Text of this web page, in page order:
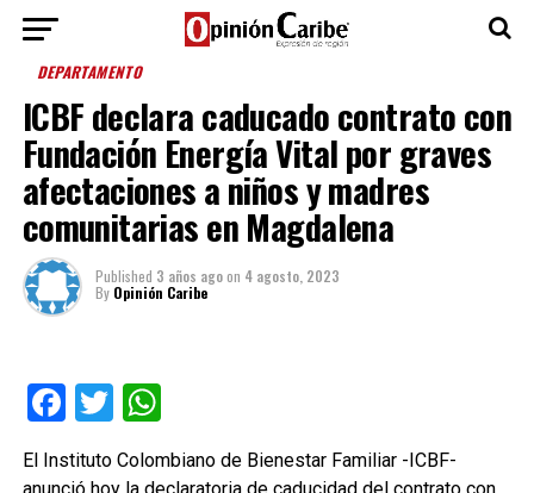
DEPARTAMENTO
ICBF declara caducado contrato con
Fundación Energía Vital por graves
afectaciones a niños y madres
comunitarias en Magdalena
Published 3 años agoon 4 agosto, 2023
By Opinión Caribe
Facebook
TwitterWhatsApp
El Instituto Colombiano de Bienestar Familiar -ICBF-